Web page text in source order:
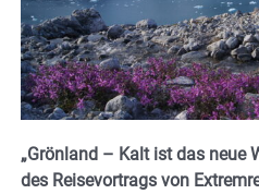
„Grönland – Kalt ist das neue
des Reisevortrags von